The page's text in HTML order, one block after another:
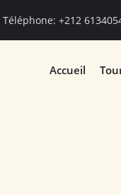
Téléphone: +212
Accueil